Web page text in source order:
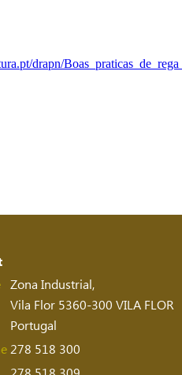
drapn/
Zona Industrial,
Vila Flor 5360-300 VILA FLOR
Portugal
278 518 300